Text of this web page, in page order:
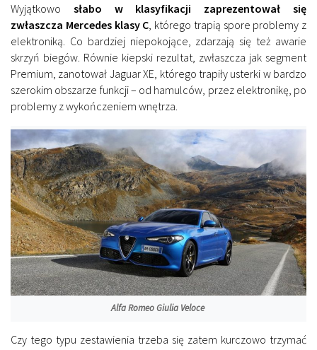
Wyjątkowo słabo w klasyfikacji zaprezentował się
zwłaszcza Mercedes klasy C , którego trapią spore problemy z
elektroniką. Co bardziej niepokojące, zdarzają się też awarie
skrzyń biegów. Równie kiepski rezultat, zwłaszcza jak segment
Premium, zanotował Jaguar XE, którego trapiły usterki w bardzo
szerokim obszarze funkcji – od hamulców, przez elektronikę, po
problemy z wykończeniem wnętrza.
Alfa Romeo Giulia Veloce
Czy tego typu zestawienia trzeba się zatem kurczowo trzymać